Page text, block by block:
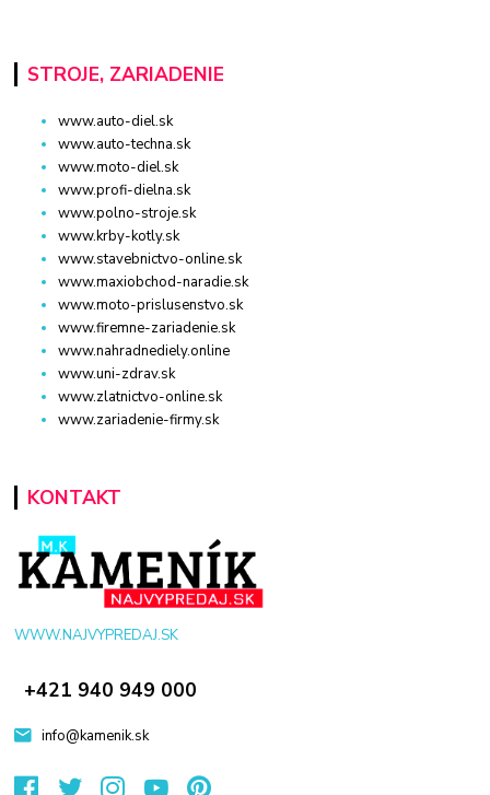
STROJE, ZARIADENIE
www.auto-diel.sk
www.auto-techna.sk
www.moto-diel.sk
www.profi-dielna.sk
www.polno-stroje.sk
www.krby-kotly.sk
www.stavebnictvo-online.sk
www.maxiobchod-naradie.sk
www.moto-prislusenstvo.sk
www.firemne-zariadenie.sk
www.nahradnediely.online
www.uni-zdrav.sk
www.zlatnictvo-online.sk
www.zariadenie-firmy.sk
KONTAKT
WWW.NAJVYPREDAJ.SK
+421 940 949 000
info@kamenik.sk